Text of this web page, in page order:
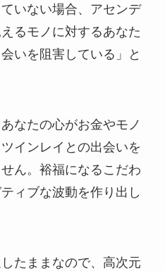
いない場合、アセンデ
るモノに対するあなた
いを阻害している」と
なたの心がお金やモノ
インレイとの出会いを
ん。裕福になるこだわ
ィブな波動を作り出し
たままなので、高次元